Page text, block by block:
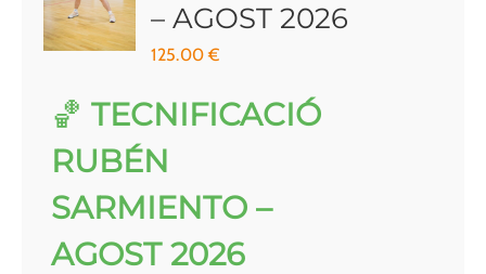
– AGOST 2026
125.00€
🏀TECNIFICACIÓ
RUBÉN
SARMIENTO –
AGOST 2026